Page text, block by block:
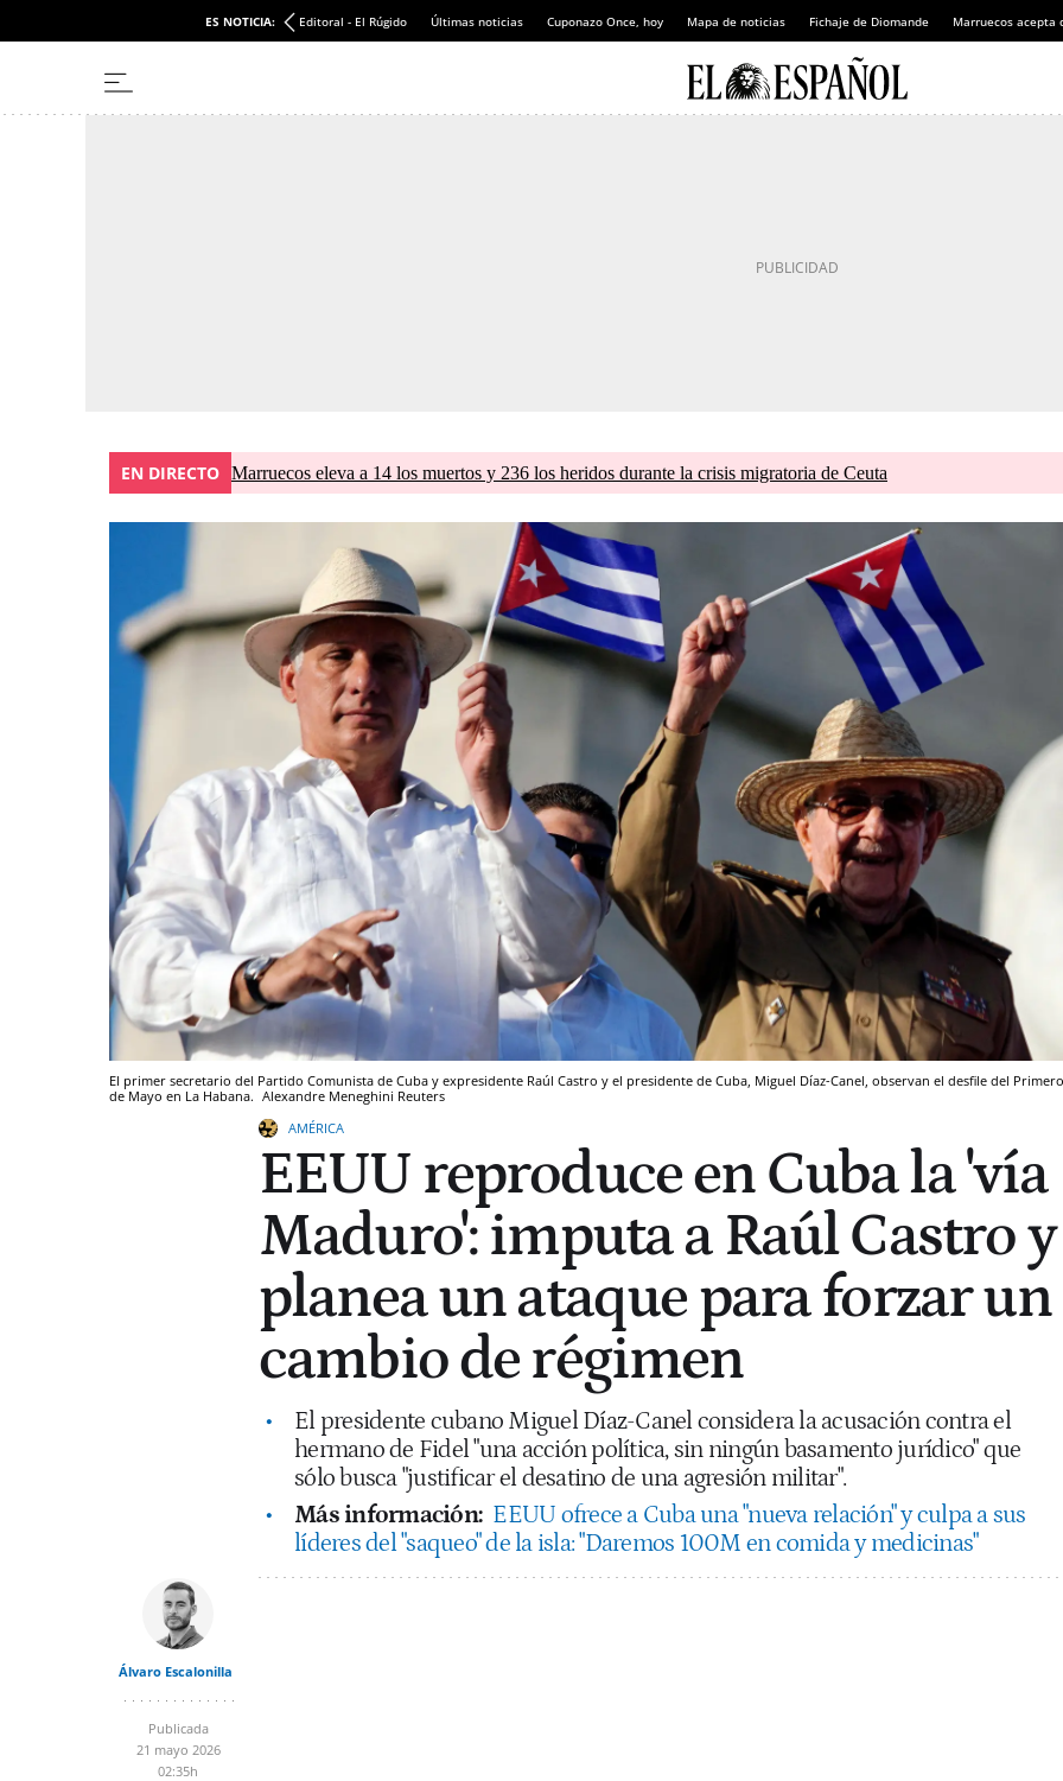
ES NOTICIA: Editoral - El Rúgido Últimas noticias Cuponazo Once, hoy Mapa de noticias Fichaje de Diomande Marruecos acepta
EN DIRECTO Marruecos eleva a 14 los muertos y 236 los heridos durante la crisis migratoria de Ceuta
El primer secretario del Partido Comunista de Cuba y expresidente Raúl Castro y el presidente de Cuba, Miguel Díaz-Canel, observan el desfile del Primero
de Mayo en La Habana. Alexandre Meneghini Reuters
AMÉRICA
EEUU reproduce en Cuba la 'vía
Maduro': imputa a Raúl Castro y
planea un ataque para forzar un
cambio de régimen
El presidente cubano Miguel Díaz-Canel considera la acusación contra el
hermano de Fidel "una acción política, sin ningún basamento jurídico" que
sólo busca "justificar el desatino de una agresión militar".
Más información: EEUU ofrece a Cuba una "nueva relación" y culpa a sus
líderes del "saqueo" de la isla: "Daremos 100M en comida y medicinas"
Álvaro Escalonilla
Publicada
21 mayo 2026
02:35h